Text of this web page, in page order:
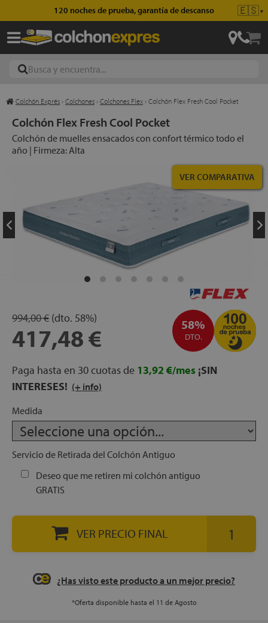
120 noches de prueba, garantía de descanso 🇪🇸▼
Colchón Exprés › Colchones › Colchones Flex › Colchón Flex Fresh Cool Pocket
Colchón Flex Fresh Cool Pocket
Colchón de muelles ensacados con confort térmico todo el
año | Firmeza: Alta
VER COMPARATIVA
58%
DTO.
994,00 € (dto. 58%)
417,48 €
Paga hasta en 30 cuotas de 13,92 €/mes ¡SIN
INTERESES! (+ info)
Medida
Servicio de Retirada del Colchón Antiguo
Deseo que me retiren mi colchón antiguo
GRATIS
VER PRECIO FINAL
¿Has visto este producto a un mejor precio?
*Oferta disponible hasta el 11 de Agosto